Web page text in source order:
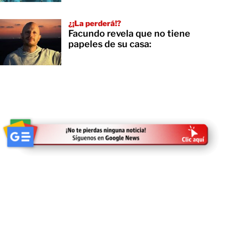
¿¡La perderá!?
Facundo revela que no tiene
papeles de su casa: